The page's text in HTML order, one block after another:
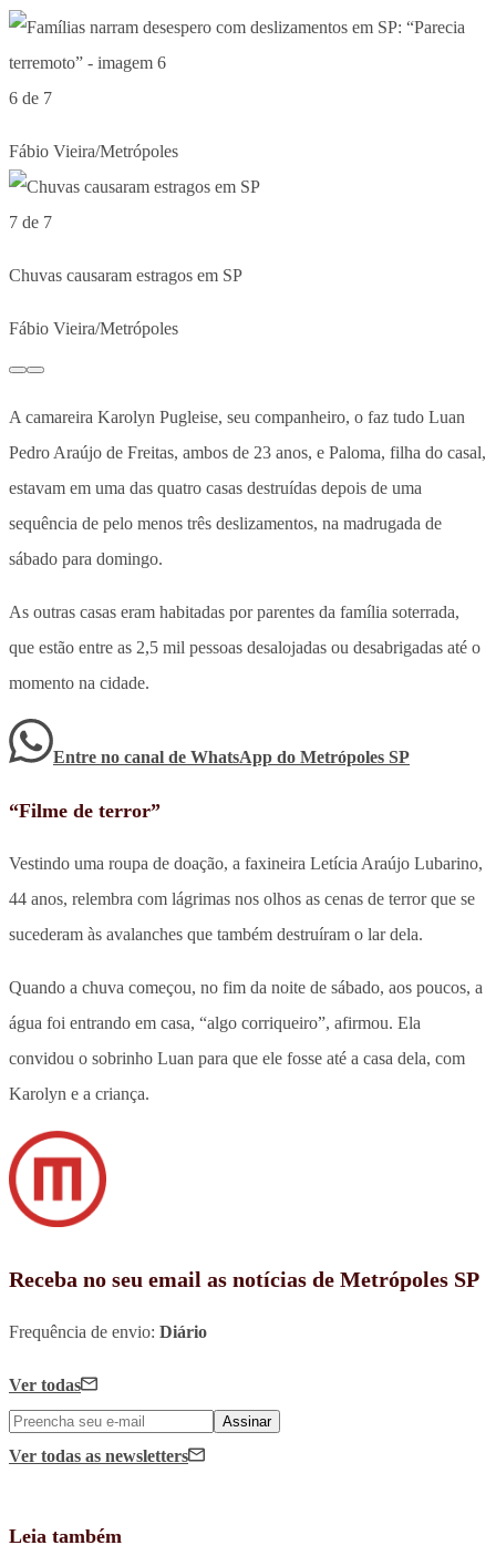
6 de 7
Fábio Vieira/Metrópoles
7 de 7
Chuvas causaram estragos em SP
Fábio Vieira/Metrópoles
A camareira Karolyn Pugleise, seu companheiro, o faz tudo Luan
Pedro Araújo de Freitas, ambos de 23 anos, e Paloma, filha do casal,
estavam em uma das quatro casas destruídas depois de uma
sequência de pelo menos três deslizamentos, na madrugada de
sábado para domingo.
As outras casas eram habitadas por parentes da família soterrada,
que estão entre as 2,5 mil pessoas desalojadas ou desabrigadas até o
momento na cidade.
Entre no canal de WhatsApp do Metrópoles SP
“Filme de terror”
Vestindo uma roupa de doação, a faxineira Letícia Araújo Lubarino,
44 anos, relembra com lágrimas nos olhos as cenas de terror que se
sucederam às avalanches que também destruíram o lar dela.
Quando a chuva começou, no fim da noite de sábado, aos poucos, a
água foi entrando em casa, “algo corriqueiro”, afirmou. Ela
convidou o sobrinho Luan para que ele fosse até a casa dela, com
Karolyn e a criança.
Receba no seu email as notícias de Metrópoles SP
Frequência de envio: Diário
Ver todas
Assinar
Ver todas as newsletters
Leia também